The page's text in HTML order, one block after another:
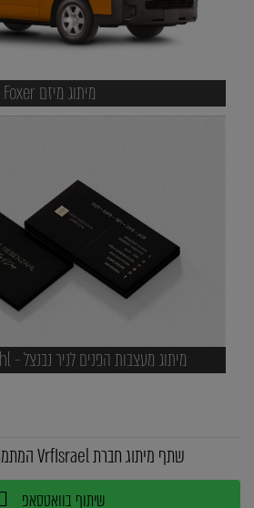
מיתוג מיזם Foxer
מיתוג מעצבות הפנים לניר נבנצל - Lanir Nebenzahl
שתף מיתוג חברת VrfIsrael המתמחים במיזוג אוויר:
שיתוף בוואטסאפ